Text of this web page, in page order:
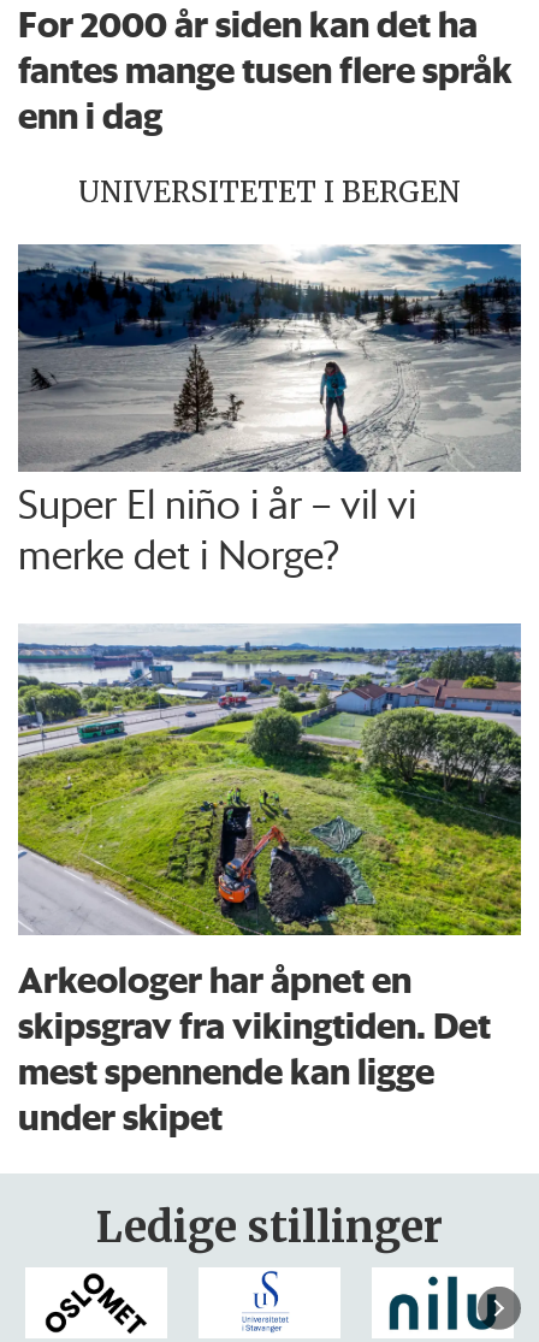
For 2000 år siden kan det ha
fantes mange tusen flere språk
enn i dag
UNIVERSITETET I BERGEN
Super El niño i år – vil vi
merke det i Norge?
Arkeologer har åpnet en
skipsgrav fra vikingtiden. Det
mest spennende kan ligge
under skipet
Ledige stillinger